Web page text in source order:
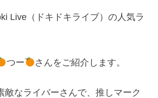
Live（ドキドキライブ）の人気ラ
つー さんをご紹介します。
敵なライバーさんで、推しマーク